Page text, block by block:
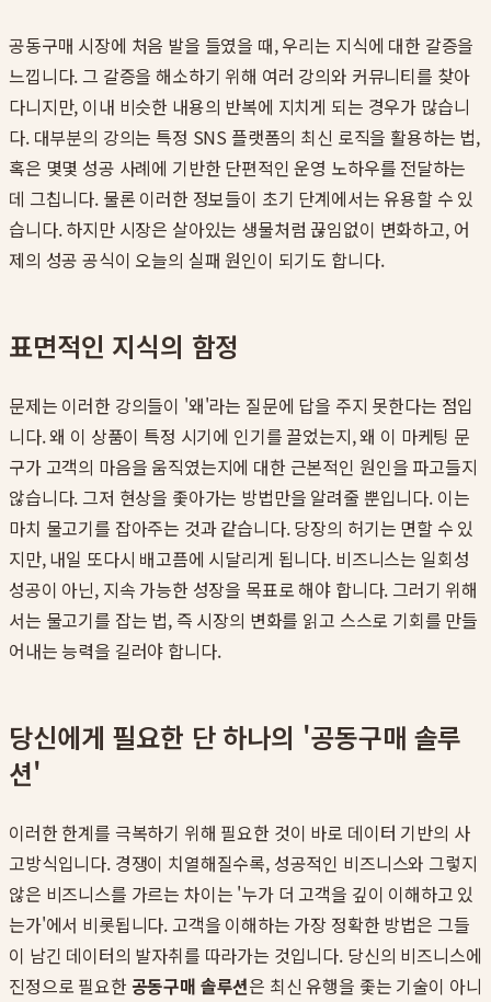
공동구매 시장에 처음 발을 들였을 때, 우리는 지식에 대한 갈증을
느낍니다. 그 갈증을 해소하기 위해 여러 강의와 커뮤니티를 찾아
다니지만, 이내 비슷한 내용의 반복에 지치게 되는 경우가 많습니
다. 대부분의 강의는 특정 SNS 플랫폼의 최신 로직을 활용하는 법,
혹은 몇몇 성공 사례에 기반한 단편적인 운영 노하우를 전달하는
데 그칩니다. 물론 이러한 정보들이 초기 단계에서는 유용할 수 있
습니다. 하지만 시장은 살아있는 생물처럼 끊임없이 변화하고, 어
제의 성공 공식이 오늘의 실패 원인이 되기도 합니다.
표면적인 지식의 함정
문제는 이러한 강의들이 '왜'라는 질문에 답을 주지 못한다는 점입
니다. 왜 이 상품이 특정 시기에 인기를 끌었는지, 왜 이 마케팅 문
구가 고객의 마음을 움직였는지에 대한 근본적인 원인을 파고들지
않습니다. 그저 현상을 좇아가는 방법만을 알려줄 뿐입니다. 이는
마치 물고기를 잡아주는 것과 같습니다. 당장의 허기는 면할 수 있
지만, 내일 또다시 배고픔에 시달리게 됩니다. 비즈니스는 일회성
성공이 아닌, 지속 가능한 성장을 목표로 해야 합니다. 그러기 위해
서는 물고기를 잡는 법, 즉 시장의 변화를 읽고 스스로 기회를 만들
어내는 능력을 길러야 합니다.
당신에게 필요한 단 하나의 '공동구매 솔루
션'
이러한 한계를 극복하기 위해 필요한 것이 바로 데이터 기반의 사
고방식입니다. 경쟁이 치열해질수록, 성공적인 비즈니스와 그렇지
않은 비즈니스를 가르는 차이는 '누가 더 고객을 깊이 이해하고 있
는가'에서 비롯됩니다. 고객을 이해하는 가장 정확한 방법은 그들
이 남긴 데이터의 발자취를 따라가는 것입니다. 당신의 비즈니스에
진정으로 필요한 공동구매 솔루션은 최신 유행을 좇는 기술이 아니